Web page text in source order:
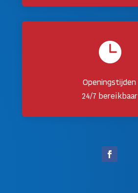

Openingstijden
24/7 bereikbaar